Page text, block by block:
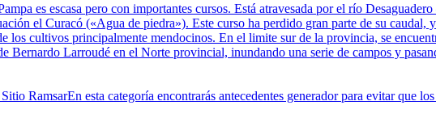
es escasa pero con importantes cursos. Está atravesada por el río
el Curacó («Agua de piedra»). Este curso ha perdido gran parte de su
los cultivos principalmente mendocinos. En el limite sur de la provincia, se
Bernardo Larroudé en el Norte provincial, inundando una serie de campos y
RamsarEn esta categoría encontrarás antecedentes generador para evitar que